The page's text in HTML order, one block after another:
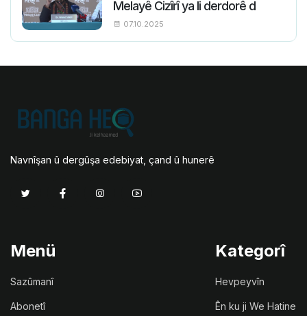
Melayê Cizîrî ya li derdorê d
07.10.2025
Navnîşan û dergûşa edebiyat, çand û hunerê
Menü
Sazûmanî
Abonetî
Kategorî
Hevpeyvîn
Ên ku ji We Hatine